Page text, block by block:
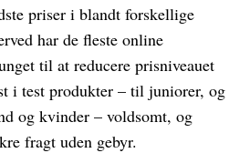
priser i blandt forskellige
har de fleste online
til at reducere prisniveauet
i test produkter – til juniorer, og
og kvinder – voldsomt, og
fragt uden gebyr.